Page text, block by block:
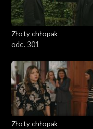
Złoty chłopak
odc. 301
Złoty chłopak